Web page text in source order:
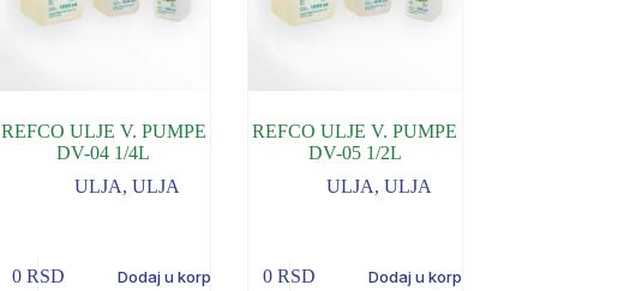
REFCO ULJE V. PUMPE
DV-04 1/4L
ULJA,ULJA
0 RSD Dodaj u korpu
REFCO ULJE V. PUMPE
DV-05 1/2L
ULJA, ULJA
0RSD Dodaj u korpu